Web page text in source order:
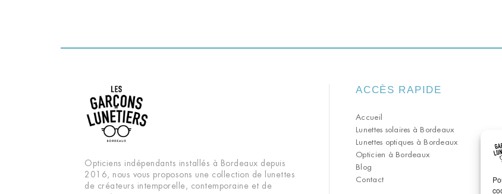
Opticiens indépendants installés à Bordeaux depuis
2016, nous vous proposons une collection de lunettes
de créateurs intemporelle, contemporaine et de
ACCÈS RAPIDE
Accueil
Lunettes solaires à Bordeaux
Lunettes optiques à Bordeaux
Opticien à Bordeaux
Blog
Contact